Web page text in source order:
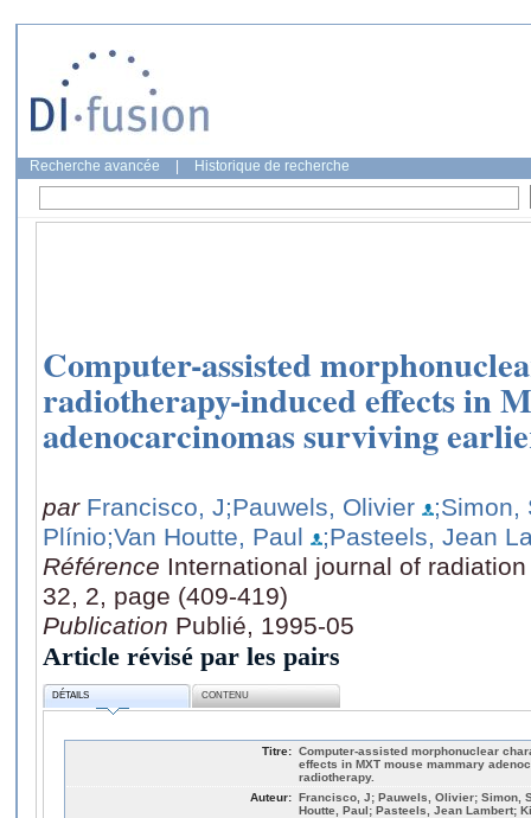
Recherche avancée Historique de recherche
Computer-assisted
radiotherapy-induced effects in
adenocarcinomas surviving
par Francisco, J;Pauwels, Olivier
;Simon,
Plínio;Van Houtte, Paul
;Pasteels, Jean
Référence International journal of
32, 2, page (409-419)
Publication Publié, 1995-05
Article révisé par les pairs
DÉTAILS CONTENU
Titre: Computer-assisted morphonuclear
effects in MXT mouse mammary
radiotherapy.
Auteur: Francisco, J; Pauwels, Olivier; Simon,
Houtte, Paul; Pasteels, Jean Lambert;